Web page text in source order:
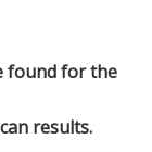
found for the
results.